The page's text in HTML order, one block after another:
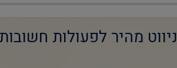
ניווט מהיר לפעולות